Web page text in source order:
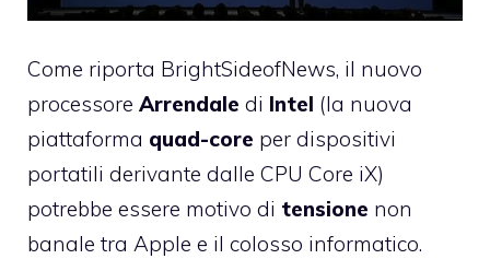
Come riporta BrightSideofNews, il nuovo
processore Arrendale di Intel (la nuova
piattaforma quad-core per dispositivi
portatili derivante dalle CPU Core iX)
potrebbe essere motivo di tensione non
banale tra Apple e il colosso informatico.